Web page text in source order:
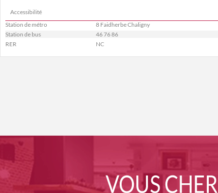
Accessibilité
Station de métro
8 Faidherbe Chaligny
Station de bus
46 76 86
RER
NC